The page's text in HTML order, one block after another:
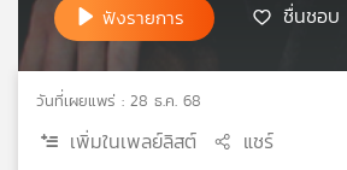
แผนที่
วิทยุ
เครือ
ข่าย
ฟังรายการ ชื่นชอบ
วันที่เผยแพร่ : 28 ธ.ค. 68
เพิ่มในเพลย์ลิสต์ แชร์